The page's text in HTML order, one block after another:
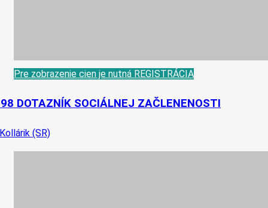
Pre zobrazenie cien je nutná REGISTRÁCIA
DOTAZNÍK SOCIÁLNEJ ZAČLENENOSTI
(SR)